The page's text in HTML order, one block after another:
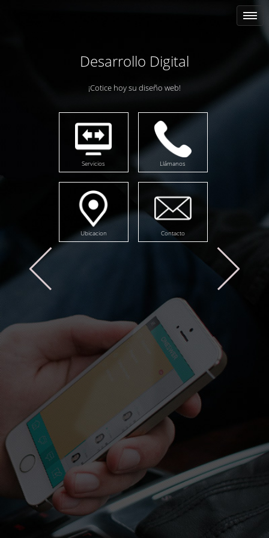
Desarrollo Digital
¡Cotice hoy su diseño web!
Servicios Llámanos
Ubicacion Contacto